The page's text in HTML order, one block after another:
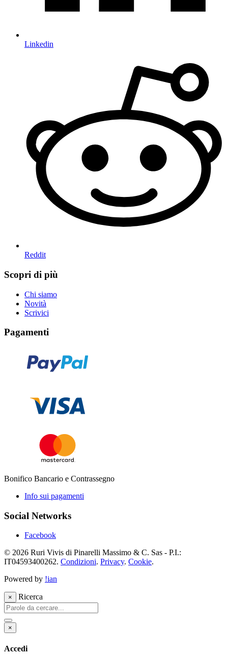
Linkedin
Reddit
Scopri di più
Chi siamo
Novità
Scrivici
Pagamenti
Bonifico Bancario e Contrassegno
Info sui pagamenti
Social Networks
Facebook
© 2026 Ruri Vivis di Pinarelli Massimo & C. Sas - P.I.:
IT04593400262. Condizioni. Privacy. Cookie.
Powered by !ian
× Ricerca
×
Accedi